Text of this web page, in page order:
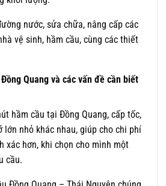
nước, sửa chữa, nâng cấp các
vệ sinh, hầm cầu, cùng các thiết
Quang và các vấn đề cần biết
hầm cầu tại Đồng Quang, cấp tốc,
lớn nhỏ khác nhau, giúp cho chi phí
xác hơn, khi chọn cho mình một
cầu.